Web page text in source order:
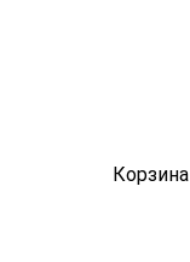
Корзина